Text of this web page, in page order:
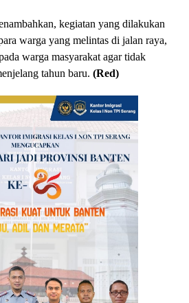
kegiatan yang dilakukan
warga yang melintas di jalan raya,
warga masyarakat agar tidak
tahun baru. (Red)